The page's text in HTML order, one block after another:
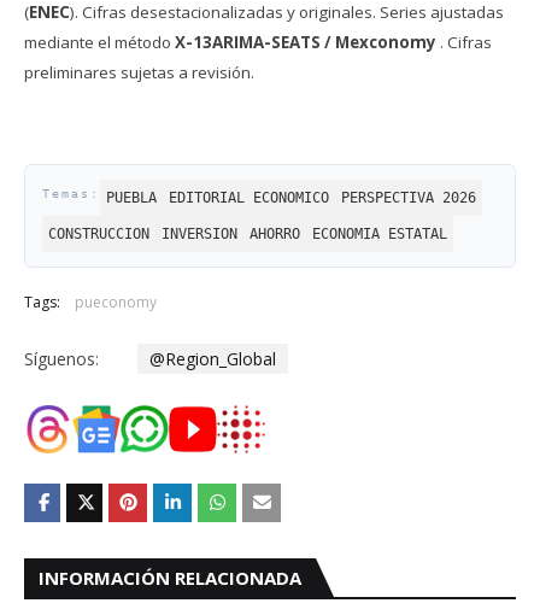
(ENEC). Cifras desestacionalizadas y originales. Series ajustadas
mediante el método X-13ARIMA-SEATS / Mexconomy . Cifras
preliminares sujetas a revisión.
PUEBLA EDITORIAL ECONOMICO PERSPECTIVA 2026
CONSTRUCCION INVERSION AHORRO ECONOMIA ESTATAL
Tags: pueconomy
Síguenos: @Region_Global
INFORMACIÓN RELACIONADA